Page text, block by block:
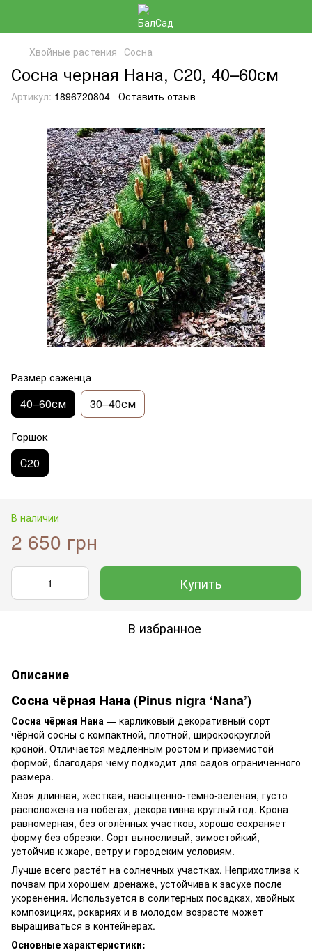
Хвойные растения Сосна
Сосна черная Нана, С20, 40–60см
Артикул: 1896720804 Оставить отзыв
Размер саженца
40–60см 30–40см
Горшок
С20
В наличии
2 650 грн
Купить
В избранное
Описание
Сосна чёрная Нана (Pinus nigra ‘Nana’)
Сосна чёрная Нана — карликовый декоративный сорт
чёрной сосны с компактной, плотной, широкоокруглой
кроной. Отличается медленным ростом и приземистой
формой, благодаря чему подходит для садов ограниченного
размера.
Хвоя длинная, жёсткая, насыщенно-тёмно-зелёная, густо
расположена на побегах, декоративна круглый год. Крона
равномерная, без оголённых участков, хорошо сохраняет
форму без обрезки. Сорт выносливый, зимостойкий,
устойчив к жаре, ветру и городским условиям.
Лучше всего растёт на солнечных участках. Неприхотлива к
почвам при хорошем дренаже, устойчива к засухе после
укоренения. Используется в солитерных посадках, хвойных
композициях, рокариях и в молодом возрасте может
выращиваться в контейнерах.
Основные характеристики: